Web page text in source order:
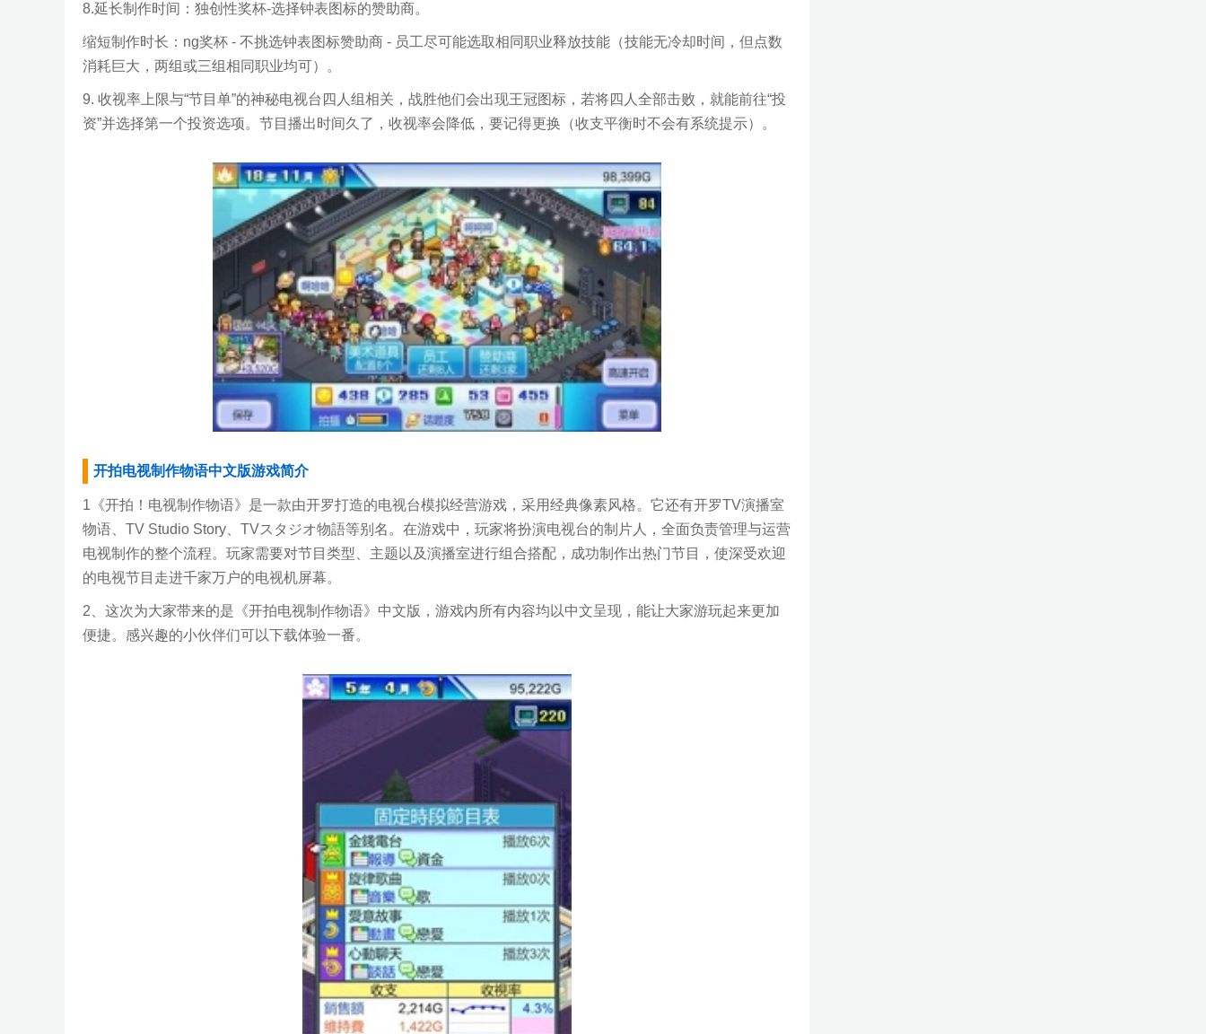
8.延长制作时间：独创性奖杯-选择钟表图标的赞助商。
缩短制作时长：ng奖杯 - 不挑选钟表图标赞助商 - 员工尽可能选取相同职业释放技能（技能无冷却时间，但点数
消耗巨大，两组或三组相同职业均可）。
9. 收视率上限与“节目单”的神秘电视台四人组相关，战胜他们会出现王冠图标，若将四人全部击败，就能前往“投
资”并选择第一个投资选项。节目播出时间久了，收视率会降低，要记得更换（收支平衡时不会有系统提示）。
开拍电视制作物语中文版游戏简介
1《开拍！电视制作物语》是一款由开罗打造的电视台模拟经营游戏，采用经典像素风格。它还有开罗TV演播室
物语、TV Studio Story、TVスタジオ物語等别名。在游戏中，玩家将扮演电视台的制片人，全面负责管理与运营
电视制作的整个流程。玩家需要对节目类型、主题以及演播室进行组合搭配，成功制作出热门节目，使深受欢迎
的电视节目走进千家万户的电视机屏幕。
2、这次为大家带来的是《开拍电视制作物语》中文版，游戏内所有内容均以中文呈现，能让大家游玩起来更加
便捷。感兴趣的小伙伴们可以下载体验一番。